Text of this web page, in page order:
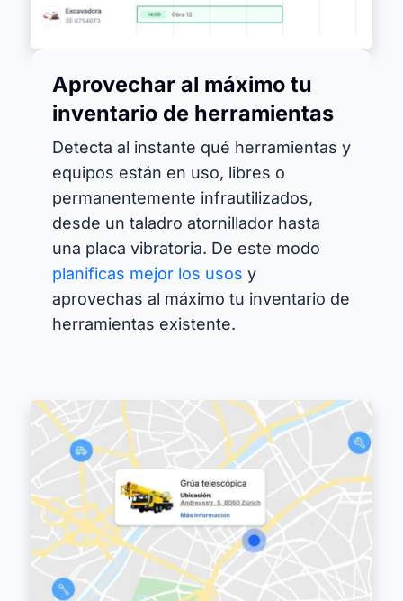
Aprovechar al máximo tu
inventario de herramientas
Detecta al instante qué herramientas y
equipos están en uso, libres o
permanentemente infrautilizados,
desde un taladro atornillador hasta
una placa vibratoria. De este modo
planificas mejor los usos y
aprovechas al máximo tu inventario de
herramientas existente.